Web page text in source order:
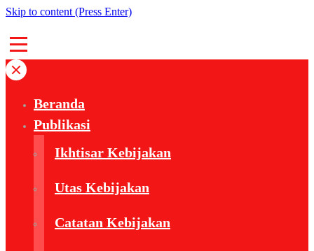
Skip to content (Press Enter)
Beranda
Publikasi
Ikhtisar Kebijakan
Utas Kebijakan
Catatan Kebijakan